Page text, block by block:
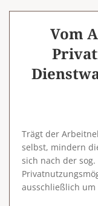
Vom
Trägt der
selbst, mindern
sich nach der
ausschließlich